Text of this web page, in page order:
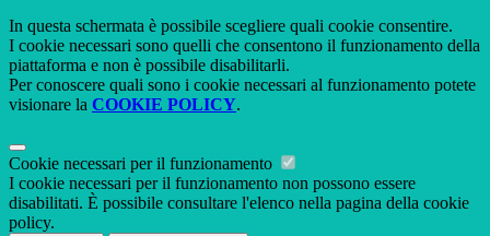
In questa schermata è possibile scegliere quali cookie consentire.
I cookie necessari sono quelli che consentono il funzionamento della
piattaforma e non è possibile disabilitarli.
Per conoscere quali sono i cookie necessari al funzionamento potete
visionare la COOKIE POLICY.
Cookie necessari per il funzionamento
I cookie necessari per il funzionamento non possono essere
disabilitati. È possibile consultare l'elenco nella pagina della cookie
policy.